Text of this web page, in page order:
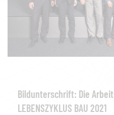
Bildunterschrift: Die
LEBENSZYKLUS BAU 2021